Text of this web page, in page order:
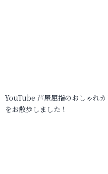
YouTube 芦屋屈指のおしゃれ
をお散歩しました！